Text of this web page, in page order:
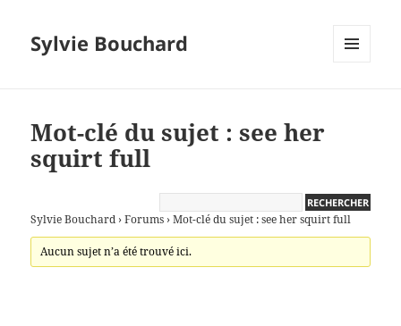
Sylvie Bouchard
Mot-clé du sujet : see her
squirt full
Sylvie Bouchard › Forums › Mot-clé du sujet : see her squirt full
Aucun sujet n’a été trouvé ici.